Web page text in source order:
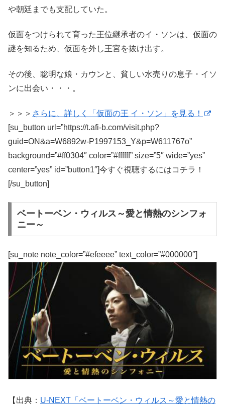
や朝廷までも支配していた。
仮面をつけられて育った王位継承者のイ・ソンは、仮面の
謎を知るため、仮面を外し王宮を抜け出す。
その後、聡明な娘・カウンと、貧しい水売りの息子・イソ
ンに出会い・・・。
＞＞＞ さらに、詳しく「仮面の王 イ・ソン」を見る！
[su_button url=”https://t.afi-b.com/visit.php?
guid=ON&a=W6892w-P1997153_Y&p=W611767o”
background=”#ff0304″ color=”#ffffff” size=”5″ wide=”yes”
center=”yes” id=”button1″]今すぐ視聴するにはコチラ！
[/su_button]
ベートーベン・ウィルス～愛と情熱のシンフォ
ニー～
[su_note note_color=”#efeeee” text_color=”#000000″]
【出典： U-NEXT「ベートーベン・ウィルス～愛と情熱の